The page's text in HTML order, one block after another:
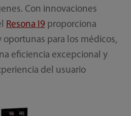
Con innovaciones
Resona I9 proporciona
oportunas para los médicos,
eficiencia excepcional y
del usuario